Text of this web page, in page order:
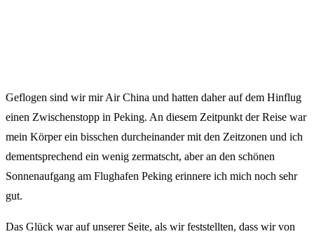
Geflogen sind wir mir Air China und hatten daher auf dem Hinflug
einen Zwischenstopp in Peking. An diesem Zeitpunkt der Reise war
mein Körper ein bisschen durcheinander mit den Zeitzonen und ich
dementsprechend ein wenig zermatscht, aber an den schönen
Sonnenaufgang am Flughafen Peking erinnere ich mich noch sehr
gut.
Das Glück war auf unserer Seite, als wir feststellten, dass wir von